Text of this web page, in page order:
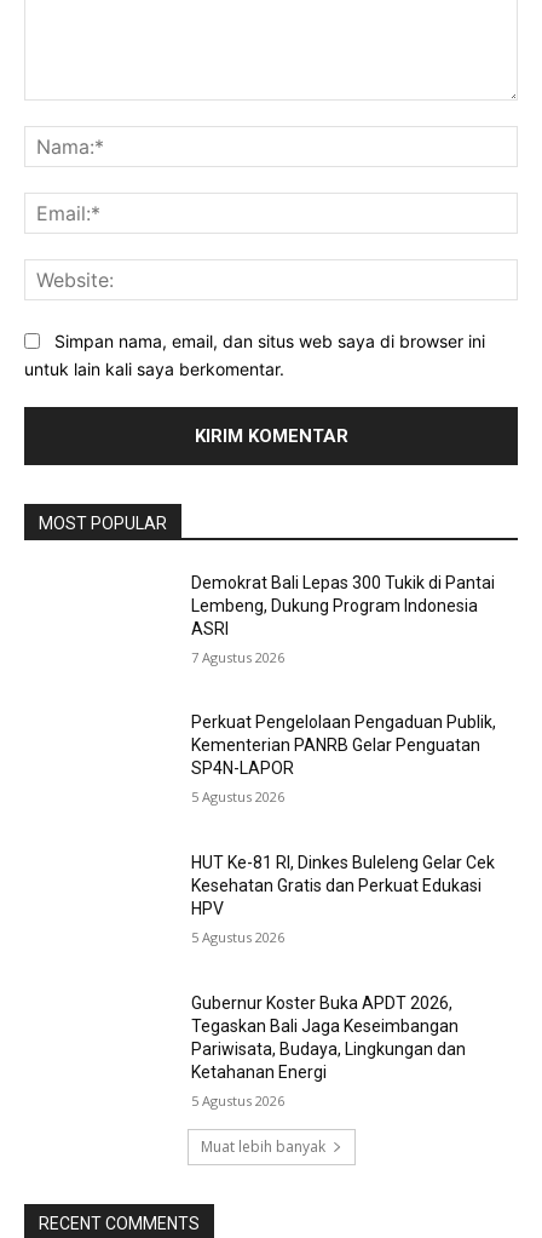
Simpan nama, email, dan situs web saya di browser ini
untuk lain kali saya berkomentar.
MOST POPULAR
Demokrat Bali Lepas 300 Tukik di Pantai
Lembeng, Dukung Program Indonesia
ASRI
7 Agustus 2026
Perkuat Pengelolaan Pengaduan Publik,
Kementerian PANRB Gelar Penguatan
SP4N-LAPOR
5 Agustus 2026
HUT Ke-81 RI, Dinkes Buleleng Gelar Cek
Kesehatan Gratis dan Perkuat Edukasi
HPV
5 Agustus 2026
Gubernur Koster Buka APDT 2026,
Tegaskan Bali Jaga Keseimbangan
Pariwisata, Budaya, Lingkungan dan
Ketahanan Energi
5 Agustus 2026
Muat lebih banyak
RECENT COMMENTS